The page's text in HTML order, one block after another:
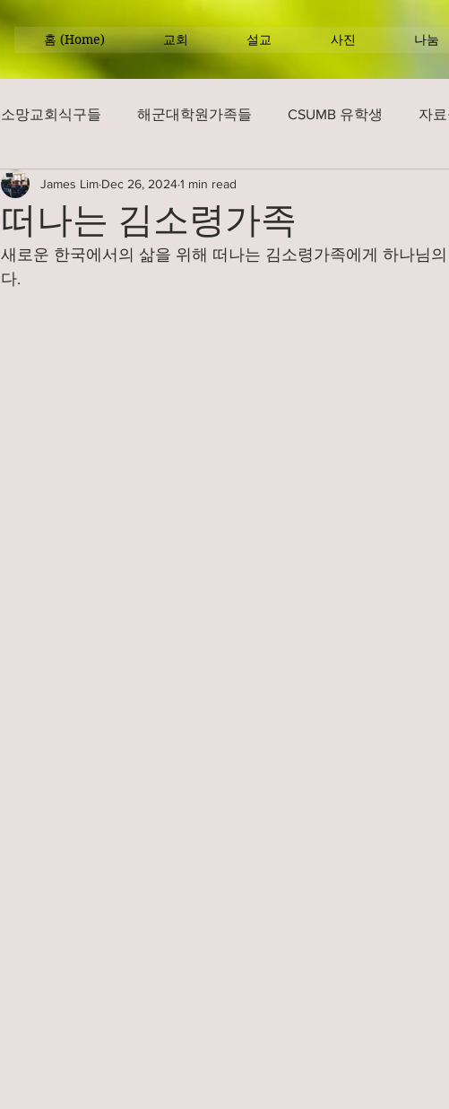
홈 (Home) 교회 설교 사진 나눔
소망교회식구들 해군대학원가족들 CSUMB 유학생 자
떠나는 김소령가족
James Lim Dec 26, 20241 min read
새로운 한국에서의 삶을 위해 떠나는 김소령가족에게 하나님
다.